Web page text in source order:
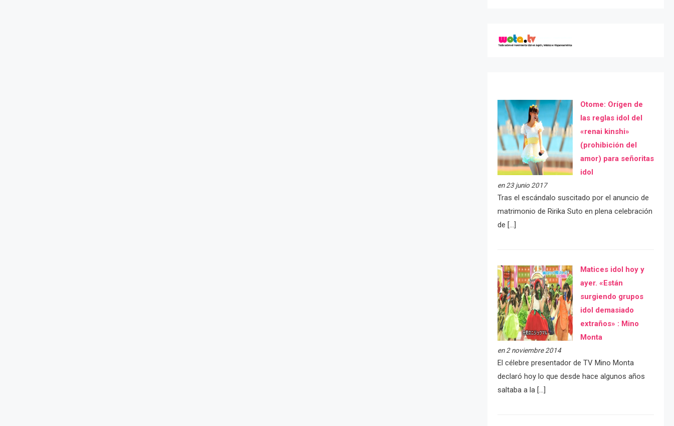
Otome: Orígen de
las reglas idol del
«renai kinshi»
(prohibición del
amor) para señoritas
idol
en 23 junio 2017
Tras el escándalo suscitado por el anuncio de
matrimonio de Ririka Suto en plena celebración
de […]
Matices idol hoy y
ayer. «Están
surgiendo grupos
idol demasiado
extraños» : Mino
Monta
en 2 noviembre 2014
El célebre presentador de TV Mino Monta
declaró hoy lo que desde hace algunos años
saltaba a la […]